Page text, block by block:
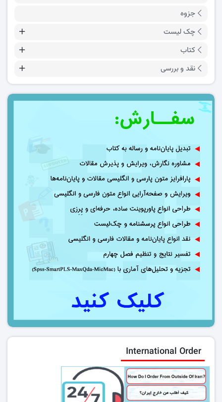
جزوه
چک لیست
کتاب
نقد و بررسی
International Order